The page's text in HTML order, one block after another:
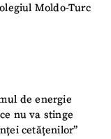
Moldo-Turc
de energie
nu va stinge
cetățenilor”